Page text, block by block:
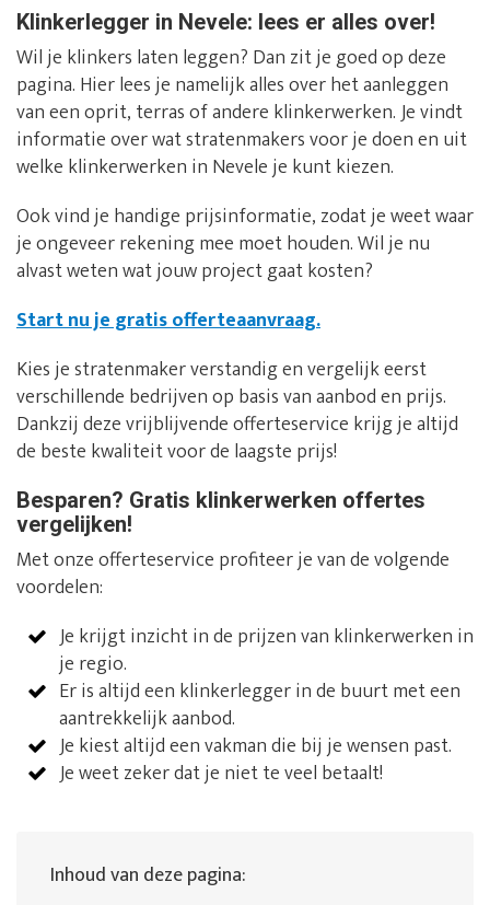
Klinkerlegger in Nevele: lees er alles over!
Wil je klinkers laten leggen? Dan zit je goed op deze
pagina. Hier lees je namelijk alles over het aanleggen
van een oprit, terras of andere klinkerwerken. Je vindt
informatie over wat stratenmakers voor je doen en uit
welke klinkerwerken in Nevele je kunt kiezen.
Ook vind je handige prijsinformatie, zodat je weet waar
je ongeveer rekening mee moet houden. Wil je nu
alvast weten wat jouw project gaat kosten?
Start nu je gratis offerteaanvraag.
Kies je stratenmaker verstandig en vergelijk eerst
verschillende bedrijven op basis van aanbod en prijs.
Dankzij deze vrijblijvende offerteservice krijg je altijd
de beste kwaliteit voor de laagste prijs!
Besparen? Gratis klinkerwerken offertes
vergelijken!
Met onze offerteservice profiteer je van de volgende
voordelen:
Je krijgt inzicht in de prijzen van klinkerwerken in
je regio.
Er is altijd een klinkerlegger in de buurt met een
aantrekkelijk aanbod.
Je kiest altijd een vakman die bij je wensen past.
Je weet zeker dat je niet te veel betaalt!
Inhoud van deze pagina: